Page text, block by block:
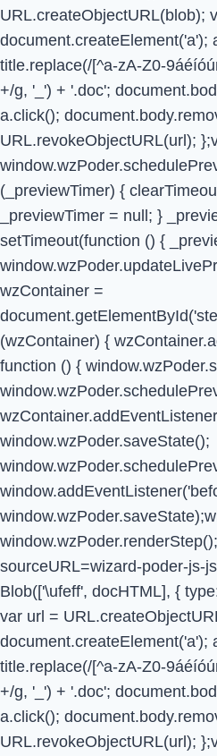
URL.createObjectURL(blob);
document.createElement('a');
title.replace(/[^a-zA-Z0-
+/g, '_') + '.doc';
a.click();
URL.revokeObjectURL(url);
(_previewTimer) {
_previewTimer = null; }
setTimeout(function () {
wzContainer =
(wzContainer) {
function () {
window.wzPoder.saveState();
sourceURL=wizard-poder-js-
Blob(['\ufeff', docHTML], {
var url =
document.createElement('a');
title.replace(/[^a-zA-Z0-
+/g, '_') + '.doc';
a.click();
URL.revokeObjectURL(url);